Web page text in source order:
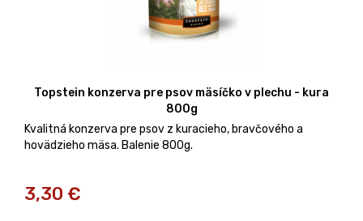
Topstein konzerva pre psov mäsíčko v plechu - kura
800g
Kvalitná konzerva pre psov z kuracieho, bravčového a
hovädzieho mäsa. Balenie 800g.
3,30 €